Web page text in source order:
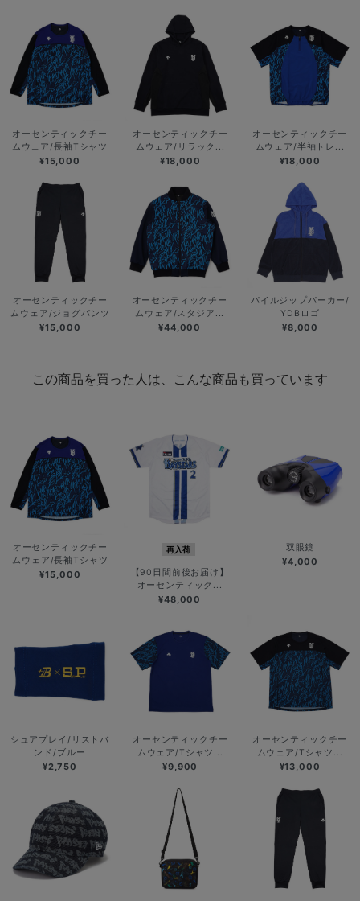
オーセンティックチー
ムウェア/長袖Tシャツ
¥15,000
オーセンティックチー
ムウェア/リラック...
¥18,000
オーセンティックチー
ムウェア/半袖トレ...
¥18,000
オーセンティックチー
ムウェア/ジョグパンツ
¥15,000
オーセンティックチー
ムウェア/スタジア...
¥44,000
パイルジップパーカー/
YDBロゴ
¥8,000
この商品を買った人は、こんな商品も買っています
オーセンティックチー
ムウェア/長袖Tシャツ
¥15,000
再入荷
【90日間前後お届け】
オーセンティック...
¥48,000
双眼鏡
¥4,000
シュアプレイ/リストバ
ンド/ブルー
¥2,750
オーセンティックチー
ムウェア/Tシャツ...
¥9,900
オーセンティックチー
ムウェア/Tシャツ...
¥13,000